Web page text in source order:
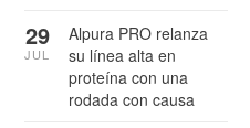
Alpura PRO relanza
su línea alta en
proteína con una
rodada con causa
29
JUL